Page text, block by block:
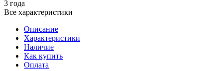
3 года
Все характеристики
Описание
Характеристики
Наличие
Как купить
Оплата